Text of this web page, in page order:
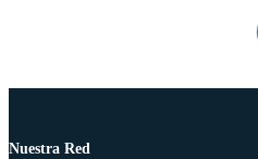
Nuestra Red